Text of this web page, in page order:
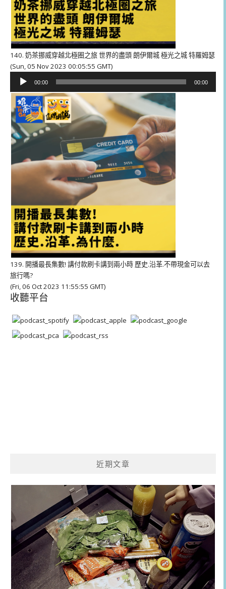
140. 奶茶挪威穿越北極圈之旅 世界的盡頭 朗伊爾城 極光之城 特羅姆瑟
(Sun, 05 Nov 2023 00:05:55 GMT)
播
放
器
00:00 00:00
139. 開播最長集數! 講付款刷卡講到兩小時 歷史.沿革.不帶現金可以去
旅行嗎?
(Fri, 06 Oct 2023 11:55:55 GMT)
收聽平台
近期文章